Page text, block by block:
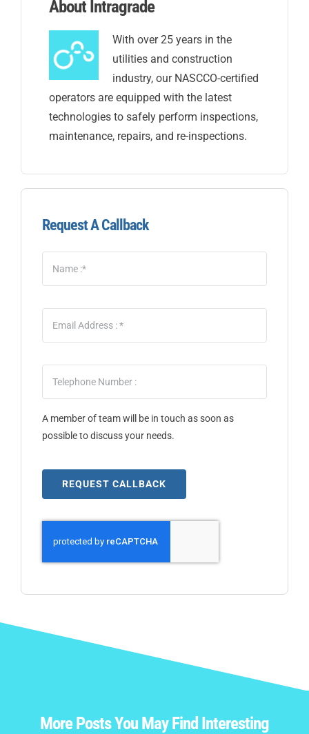
About Intragrade
With over 25 years in the
utilities and construction
industry, our NASCCO-certified
operators are equipped with the latest
technologies to safely perform inspections,
maintenance, repairs, and re-inspections.
Request A Callback
A member of team will be in touch as soon as
possible to discuss your needs.
REQUEST CALLBACK
More Posts You May Find Interesting